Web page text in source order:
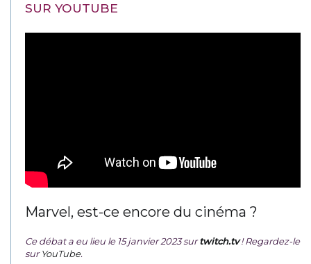
SUR YOUTUBE
Marvel, est-ce encore du cinéma ?
Ce débat a eu lieu le 15 janvier 2023 surtwitch.tv ! Regardez-le
surYouTube.